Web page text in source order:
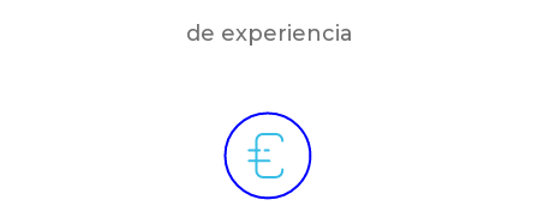
de experiencia